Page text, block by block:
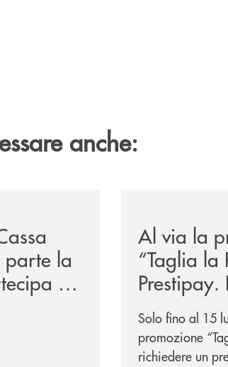
anche:
la
a
di
Al via la
“Taglia la
per te!
Solo fino al 15
promozione
richiedere un